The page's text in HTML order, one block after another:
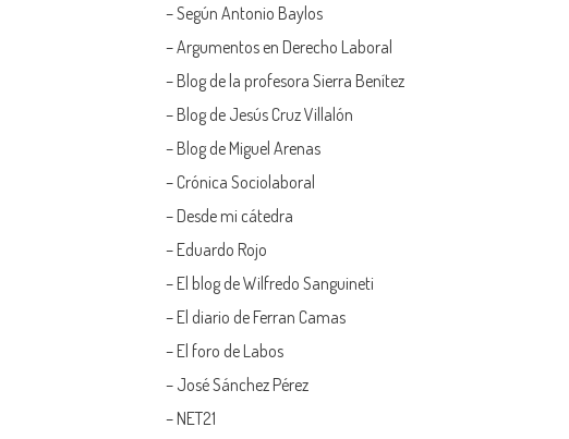
– Según Antonio Baylos
–Argumentos en Derecho Laboral
– Blog de la profesora Sierra Benítez
– Blog de Jesús Cruz Villalón
– Blog de Miguel Arenas
– Crónica Sociolaboral
– Desde mi cátedra
– Eduardo Rojo
– El blog de Wilfredo Sanguineti
– El diario de Ferran Camas
– El foro de Labos
– José Sánchez Pérez
– NET21